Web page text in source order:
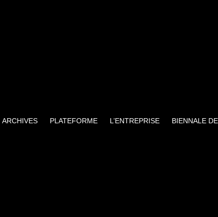
ARCHIVES PLATEFORME L’ENTREPRISE BIENNALE